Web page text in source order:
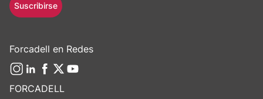
FORCADELL
Suscribirse
Forcadell en Redes